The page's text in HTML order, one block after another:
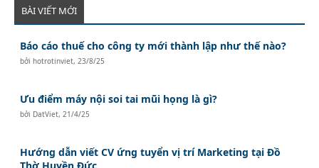
BÀI VIẾT MỚI
Báo cáo thuế cho công ty mới thành lập như thế nào?
bởihotrotinviet,23/8/25
Ưu điểm máy nội soi tai mũi họng là gì?
bởi DatViet,21/4/25
Hướng dẫn viết CV ứng tuyển vị trí Marketing tại Đồ